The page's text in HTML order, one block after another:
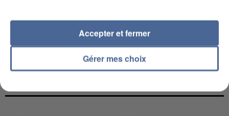
LES DONNÉES DE 300 000 CLIENTS DÉROBÉES À
INTERMARCHÉ APRÈS UNE...
Gérer mes choix
Accepter et fermer